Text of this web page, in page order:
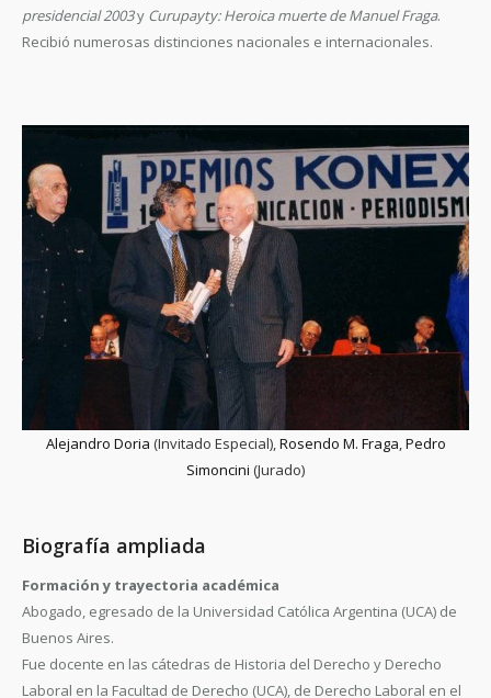
presidencial 2003y Curupayty: Heroica muerte de Manuel Fraga.
Recibió numerosas distinciones nacionales e internacionales.
Alejandro Doria (Invitado Especial),Rosendo M. Fraga,Pedro
Simoncini (Jurado)
Biografía ampliada
Formación y trayectoria académica
Abogado, egresado de la Universidad Católica Argentina (UCA) de
Buenos Aires.
Fue docente en las cátedras de Historia del Derecho y Derecho
Laboral en la Facultad de Derecho (UCA), de Derecho Laboral en el